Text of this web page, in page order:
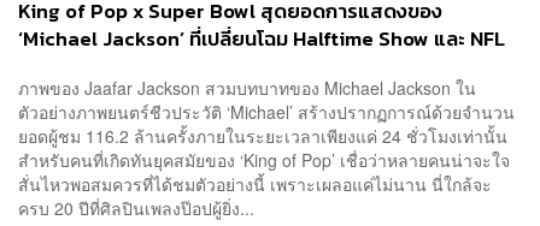
King of Pop x Super Bowl สุดยอดการแสดงของ
‘Michael Jackson’ ที่เปลี่ยนโฉม Halftime Show และ NFL
ภาพของ Jaafar Jackson สวมบทบาทของ Michael Jackson ใน
ตัวอย่างภาพยนตร์ชีวประวัติ ‘Michael’ สร้างปรากฏการณ์ด้วยจำนวน
ยอดผู้ชม 116.2 ล้านครั้งภายในระยะเวลาเพียงแค่ 24 ชั่วโมงเท่านั้น
สำหรับคนที่เกิดทันยุคสมัยของ ‘King of Pop’ เชื่อว่าหลายคนน่าจะใจ
สั่นไหวพอสมควรที่ได้ชมตัวอย่างนี้ เพราะเผลอแค่ไม่นาน นี่ใกล้จะ
ครบ 20 ปีที่ศิลปินเพลงป๊อปผู้ยิ่ง...